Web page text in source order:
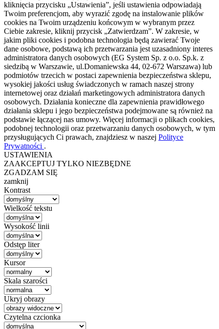
kliknięcia przycisku „Ustawienia”, jeśli ustawienia odpowiadają
Twoim preferencjom, aby wyrazić zgodę na instalowanie plików
cookies na Twoim urządzeniu końcowym w wybranym przez
Ciebie zakresie, kliknij przycisk „Zatwierdzam”. W zakresie, w
jakim pliki cookies i podobna technologia będą zawierać Twoje
dane osobowe, podstawą ich przetwarzania jest uzasadniony interes
administratora danych osobowych (EG System Sp. z o.o. Sp.k. z
siedzibą w Warszawie, ul.Domaniewska 44, 02-672 Warszawa) lub
podmiotów trzecich w postaci zapewnienia bezpieczeństwa sklepu,
wysokiej jakości usług świadczonych w ramach naszej strony
internetowej oraz działań marketingowych administratora danych
osobowych. Działania konieczne dla zapewnienia prawidłowego
działania sklepu i jego bezpieczeństwa podejmowane są również na
podstawie łączącej nas umowy. Więcej informacji o plikach cookies,
podobnej technologii oraz przetwarzaniu danych osobowych, w tym
przysługujących Ci prawach, znajdziesz w naszej Polityce
Prywatności .
USTAWIENIA
ZAAKCEPTUJ TYLKO NIEZBĘDNE
ZGADZAM SIĘ
zamknij
Kontrast
Wielkość tekstu
Wysokość linii
Odstęp liter
Kursor
Skala szarości
Ukryj obrazy
Czytelna czcionka